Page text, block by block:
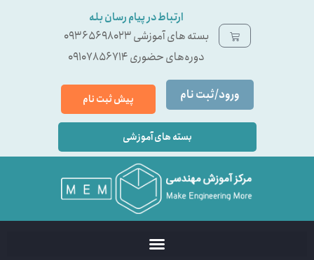
ارتباط در پیام رسان بله
بسته ‌های آموزشی 09365698023
دوره‌های حضوری 09107856714
ورود/ثبت نام پیش ثبت نام
بسته های آموزشی